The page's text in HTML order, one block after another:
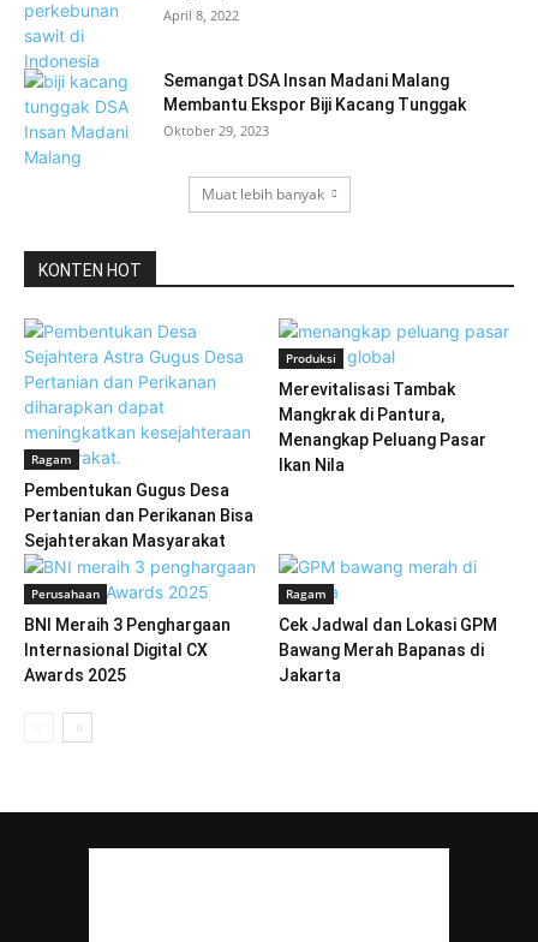
April 8, 2022
Semangat DSA Insan Madani Malang
Membantu Ekspor Biji Kacang Tunggak
Oktober 29, 2023
Muat lebih banyak
KONTEN HOT
Ragam
Pembentukan Gugus Desa
Pertanian dan Perikanan Bisa
Sejahterakan Masyarakat
Produksi
Merevitalisasi Tambak
Mangkrak di Pantura,
Menangkap Peluang Pasar
Ikan Nila
Perusahaan
BNI Meraih 3 Penghargaan
Internasional Digital CX
Awards 2025
Ragam
Cek Jadwal dan Lokasi GPM
Bawang Merah Bapanas di
Jakarta